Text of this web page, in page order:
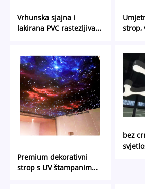
Vrhunska sjajna i
lakirana PVC rastezljiva
obradom | Idealno za
moderno uređenje
interijera i stropova
strop,
Premium dekorativni
strop s UV štampanim
bez